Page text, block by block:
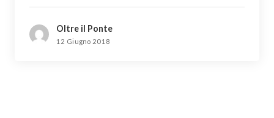
Oltre il Ponte
12 Giugno 2018